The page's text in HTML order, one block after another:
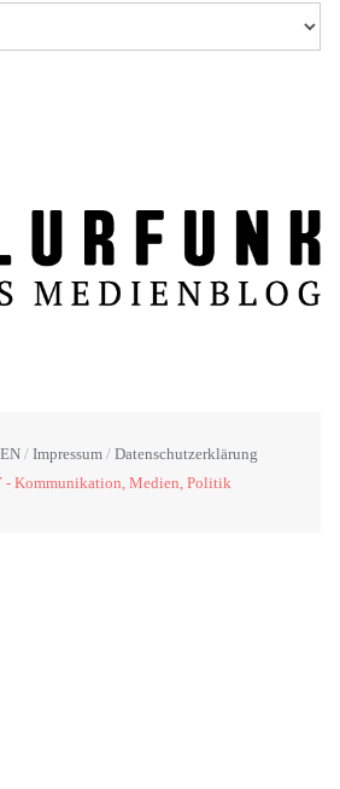
Impressum
Datenschutzerklärung
- Kommunikation, Medien, Politik